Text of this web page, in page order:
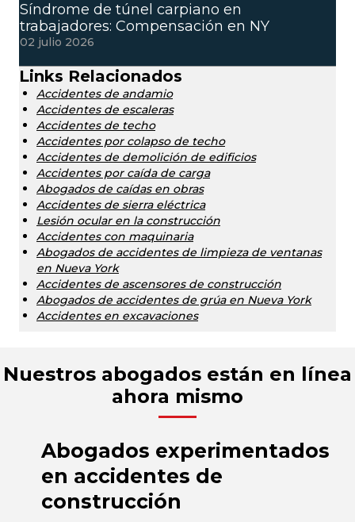
Síndrome de túnel carpiano en
trabajadores: Compensación en NY
02 julio 2026
Links Relacionados
Accidentes de andamio
Accidentes de escaleras
Accidentes de techo
Accidentes por colapso de techo
Accidentes de demolición de edificios
Accidentes por caída de carga
Abogados de caídas en obras
Accidentes de sierra eléctrica
Lesión ocular en la construcción
Accidentes con maquinaria
Abogados de accidentes de limpieza de ventanas
en Nueva York
Accidentes de ascensores de construcción
Abogados de accidentes de grúa en Nueva York
Accidentes en excavaciones
Nuestros abogados están en línea
ahora mismo
Abogados experimentados
en accidentes de
construcción